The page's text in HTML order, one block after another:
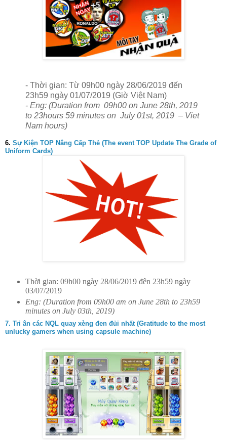
- Thời gian: Từ 09h00 ngày 28/06/2019 đến
23h59 ngày 01/07/2019 (Giờ Việt Nam)
- Eng: (Duration from 09h00 on June 28th, 2019
to 23hours 59 minutes on July 01st, 2019 – Viet
Nam hours)
6. Sự Kiện TOP Nâng Cấp Thẻ (The event TOP Update The Grade of
Uniform Cards)
Thời gian: 09h00 ngày 28/06/2019 đên 23h59 ngày
03/07/2019
Eng: (Duration from 09h00 am on June 28th to 23h59
minutes on July 03th, 2019)
7. Tri ân các NQL quay xèng đen đủi nhất (Gratitude to the most
unlucky gamers when using capsule machine)